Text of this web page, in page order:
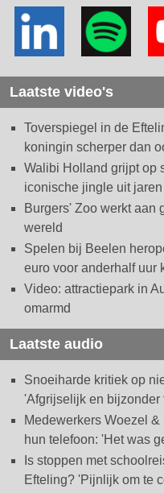
Laatste video's
Toverspiegel in de
koningin scherper dan
Walibi Holland grijpt op
iconische jingle uit
Burgers' Zoo werkt aan
wereld
Spelen bij Beelen
euro voor anderhalf uur
Video: attractiepark in
omarmd
Laatste audio
Snoeiharde kritiek op
'Afgrijselijk en bijzonder
Medewerkers Woezel
hun telefoon: 'Het was
Is stoppen met
Efteling? 'Pijnlijk om te